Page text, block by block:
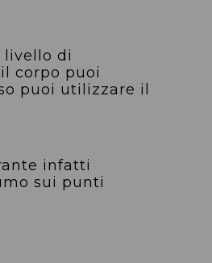
livello di
corpo puoi
puoi utilizzare il
infatti
sui punti